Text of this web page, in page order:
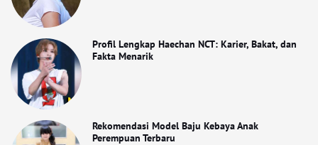
Profil Lengkap Haechan NCT: Karier, Bakat, dan
Fakta Menarik
Rekomendasi Model Baju Kebaya Anak
Perempuan Terbaru